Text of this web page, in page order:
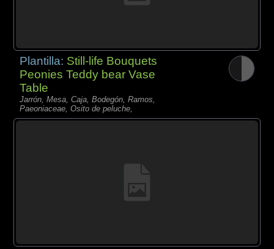
Plantilla: Still-life Bouquets
Peonies Teddy bear Vase
Table
Jarrón, Mesa, Caja, Bodegón, Ramos,
Paeoniaceae, Osito de peluche,